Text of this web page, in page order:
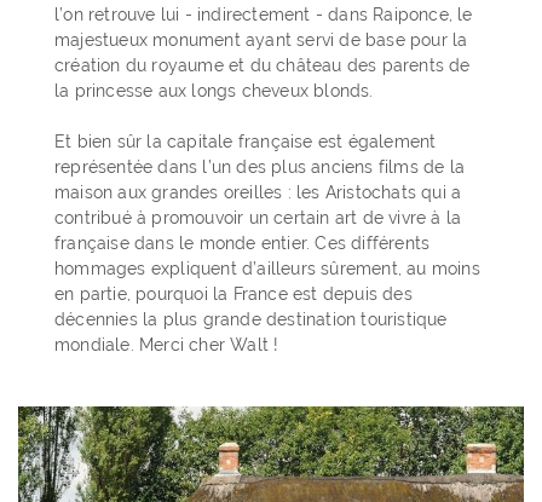
l’on retrouve lui - indirectement - dans Raiponce, le
majestueux monument ayant servi de base pour la
création du royaume et du château des parents de
la princesse aux longs cheveux blonds.
Et bien sûr la capitale française est également
représentée dans l’un des plus anciens films de la
maison aux grandes oreilles : les Aristochats qui a
contribué à promouvoir un certain art de vivre à la
française dans le monde entier. Ces différents
hommages expliquent d’ailleurs sûrement, au moins
en partie, pourquoi la France est depuis des
décennies la plus grande destination touristique
mondiale. Merci cher Walt !